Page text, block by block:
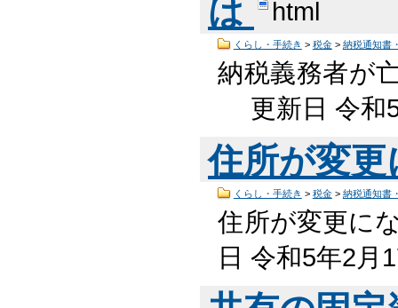
は
html
くらし・手続き > 税金> 納税通知書
納税義務者が
更新日 令和
住所が変
くらし・手続き > 税金> 納税通知書
住所が変更に
日 令和5年2